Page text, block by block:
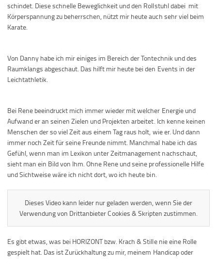
schindet. Diese schnelle Beweglichkeit und den Rollstuhl dabei mit
Körperspannung zu beherrschen, nützt mir heute auch sehr viel beim
Karate.
Von Danny habe ich mir einiges im Bereich der Tontechnik und des
Raumklangs abgeschaut. Das hilft mir heute bei den Events in der
Leichtathletik.
Bei Rene beeindruckt mich immer wieder mit welcher Energie und
Aufwand er an seinen Zielen und Projekten arbeitet. Ich kenne keinen
Menschen der so viel Zeit aus einem Tag raus holt, wie er. Und dann
immer noch Zeit für seine Freunde nimmt. Manchmal habe ich das
Gefühl, wenn man im Lexikon unter Zeitmanagement nachschaut,
sieht man ein Bild von Ihm. Ohne Rene und seine professionelle Hilfe
und Sichtweise wäre ich nicht dort, wo ich heute bin.
Dieses Video kann leider nur geladen werden, wenn Sie der
Verwendung von Drittanbieter Cookies & Skripten zustimmen.
Es gibt etwas, was bei HORIZONT bzw. Krach & Stille nie eine Rolle
gespielt hat. Das ist Zurückhaltung zu mir, meinem Handicap oder